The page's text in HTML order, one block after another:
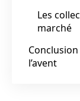
Les
marché
l’avent